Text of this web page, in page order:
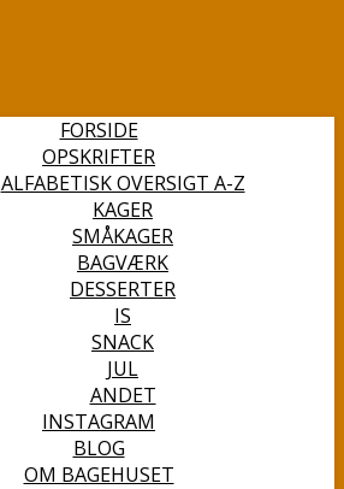
FORSIDE
OPSKRIFTER
ALFABETISK OVERSIGT A-Z
KAGER
SMÅKAGER
BAGVÆRK
DESSERTER
IS
SNACK
JUL
ANDET
INSTAGRAM
BLOG
OM BAGEHUSET